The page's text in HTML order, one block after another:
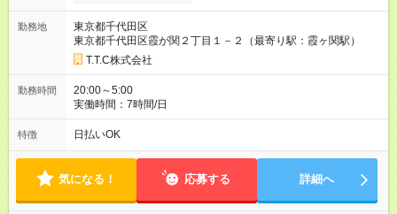
勤務地
東京都千代田区
東京都千代田区霞が関２丁目１－２（最寄り駅：霞ヶ関駅）
T.T.C株式会社
勤務時間
20:00～5:00
実働時間：7時間/日
特徴 日払いOK
気になる！ 応募する 詳細へ